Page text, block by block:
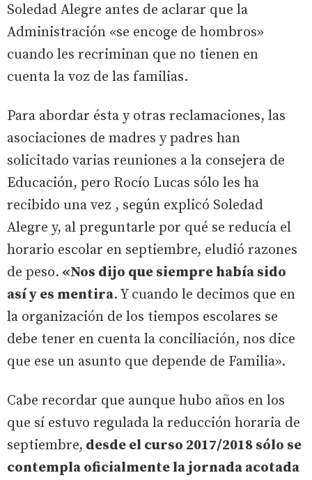
Soledad Alegre antes de aclarar que la
Administración «se encoge de hombros»
cuando les recriminan que no tienen en
cuenta la voz de las familias.
Para abordar ésta y otras reclamaciones, las
asociaciones de madres y padres han
solicitado varias reuniones a la consejera de
Educación, pero Rocío Lucas sólo les ha
recibido una vez , según explicó Soledad
Alegre y, al preguntarle por qué se reducía el
horario escolar en septiembre, eludió razones
de peso. «Nos dijo que siempre había sido
así y es mentira. Y cuando le decimos que en
la organización de los tiempos escolares se
debe tener en cuenta la conciliación, nos dice
que ese un asunto que depende de Familia».
Cabe recordar que aunque hubo años en los
que sí estuvo regulada la reducción horaria de
septiembre, desde el curso 2017/2018 sólo se
contempla oficialmente la jornada acotada